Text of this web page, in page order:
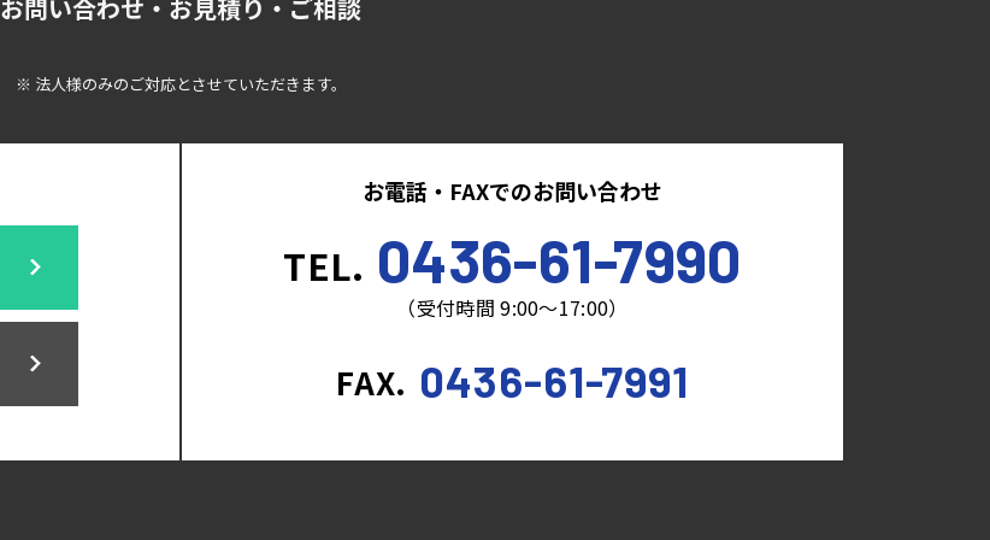
お問い合わせ・お見積り・ご相談
※ 法人様のみのご対応とさせていただきます。
お電話・FAXでのお問い合わせ
TEL. 0436-61-7990
（受付時間 9:00～17:00）
FAX. 0436-61-7991